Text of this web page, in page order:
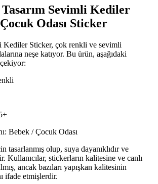
Sevimli Kediler
Odası Sticker
Kediler Sticker, çok renkli ve sevimli
neşe katıyor. Bu ürün, aşağıdaki
Bebek / Çocuk Odası
tasarlanmış olup, suya dayanıklıdır ve
Kullanıcılar, stickerların kalitesine ve canlı
ancak bazıları yapışkan kalitesinin
ifade etmişlerdir.